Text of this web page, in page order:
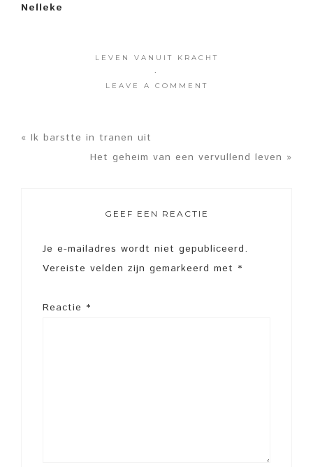
Nelleke
LEVEN VANUIT KRACHT
·
LEAVE A COMMENT
« Ik barstte in tranen uit
Het geheim van een vervullend leven »
GEEF EEN REACTIE
Je e-mailadres wordt niet gepubliceerd.
Vereiste velden zijn gemarkeerd met *
Reactie *